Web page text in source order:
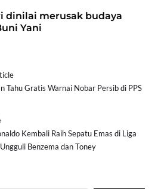
dinilai merusak budaya
Yani
Tahu Gratis Warnai Nobar Persib di PPS
Kembali Raih Sepatu Emas di Liga
Benzema dan Toney